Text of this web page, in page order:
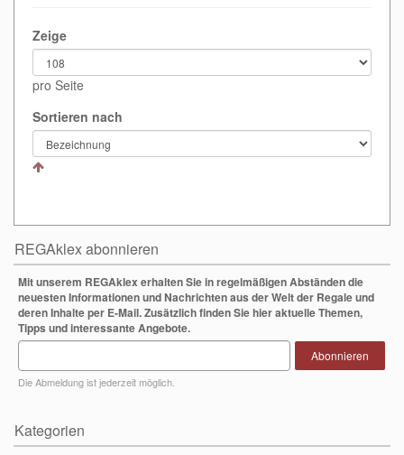
Zeige
pro Seite
Sortieren nach
REGAklex abonnieren
Mit unserem REGAklex erhalten Sie in regelmäßigen Abständen die
neuesten Informationen und Nachrichten aus der Welt der Regale und
deren Inhalte per E-Mail. Zusätzlich finden Sie hier aktuelle Themen,
Tipps und interessante Angebote.
Die Abmeldung ist jederzeit möglich.
Abonnieren
Kategorien